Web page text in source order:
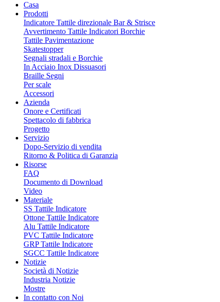
Casa
Prodotti
Indicatore Tattile direzionale Bar & Strisce
Avvertimento Tattile Indicatori Borchie
Tattile Pavimentazione
Skatestopper
Segnali stradali e Borchie
In Acciaio Inox Dissuasori
Braille Segni
Per scale
Accessori
Azienda
Onore e Certificati
Spettacolo di fabbrica
Progetto
Servizio
Dopo-Servizio di vendita
Ritorno & Politica di Garanzia
Risorse
FAQ
Documento di Download
Video
Materiale
SS Tattile Indicatore
Ottone Tattile Indicatore
Alu Tattile Indicatore
PVC Tattile Indicatore
GRP Tattile Indicatore
SGCC Tattile Indicatore
Notizie
Società di Notizie
Industria Notizie
Mostre
In contatto con Noi